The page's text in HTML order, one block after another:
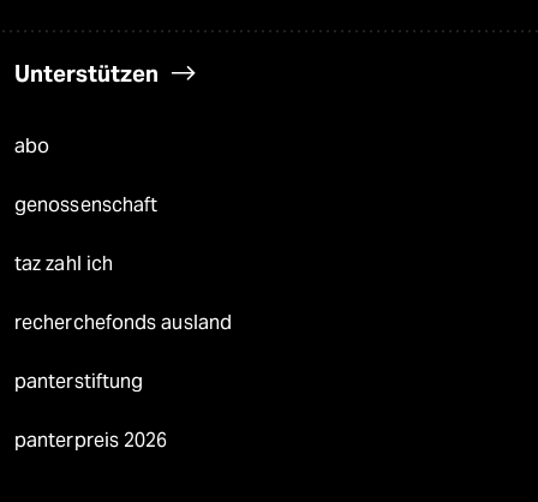
Unterstützen
abo
genossenschaft
taz zahl ich
recherchefonds ausland
panterstiftung
panterpreis 2026